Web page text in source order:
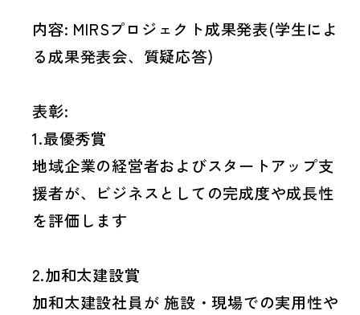
内容: MIRSプロジェクト成果発表(学生によ
る成果発表会、質疑応答)
表彰:
1.最優秀賞
地域企業の経営者およびスタートアップ支
援者が、ビジネスとしての完成度や成長性
を評価します
2.加和太建設賞
加和太建設社員が 施設・現場での実用性や